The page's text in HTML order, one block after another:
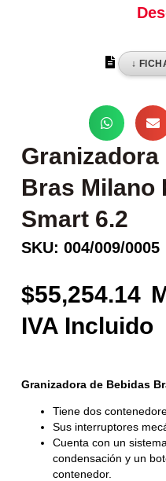
Bras Milano
Smart 6.2
SKU: 004/009/0005
55,254.14
Granizadora de Bebidas
Tiene dos
Sus interruptores
Cuenta con un
condensación y un
contenedor.